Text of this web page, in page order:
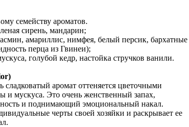
семейству ароматов.
сирень, мандарин;
амариллис, нимфея, белый персик, бархатные
перца из Гвинеи);
голубой кедр, настойка стручков ванили.
аромат оттеняется цветочными
и мускуса. Это очень женственный запах,
и поднимающий эмоциональный накал.
черты своей хозяйки и раскрывает ее